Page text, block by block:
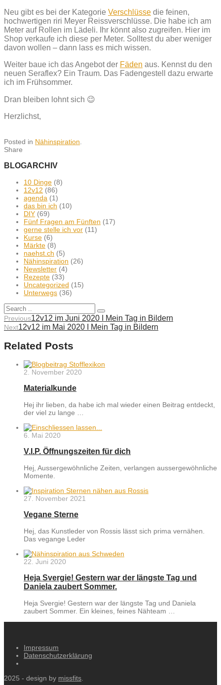
Neu gibt es bei der Kategorie Verschlüsse die feinen,
hochwertigen riri Meyer Reissverschlüsse. Die habe ich am
Meter auf Rollen im Lädeli. Ihr könnt also zugreifen. Hier im
Shop verkaufe ich diese per Meter. Solltest du aber weniger
davon wollen – dann lass es mich wissen.
Weiter baue ich das Angebot der Fäden aus. Kennst du den
neuen Seraflex? Ein Traum. Das Fadengestell dazu erwarte
ich im Frühsommer.
Dran bleiben lohnt sich 😉
Herzlichst,
Posted in Nähinspiration
Share
BLOGARCHIV
10 Dinge (8)
12v12 (86)
agenda (1)
das bin ich (10)
DIY (69)
Fünf Fragen am Fünften (17)
gerne stelle ich vor (11)
Kurse (6)
Märkte (8)
naehst.ch (5)
Nähinspiration (26)
Newsletter (4)
Rezepte (33)
Uncategorized (15)
Unterwegs (36)
Previous12v12 im Juni 2020 I Mein Tag in Bildern
Next12v12 im Mai 2020 I Mein Tag in Bildern
Related Posts
2. November 2020
Materialkunde
Hej ihr lieben, da habe ich mal wieder einen Beitrag entdeckt,
der viel zu lange …
6. Mai 2020
V.I.P. Öffnungszeiten für dich
Hej, Aussergewöhnliche Zeiten, verlangen aussergewöhnliche
Momente.
27. November 2021
Vegane Sterne
Hej, das Kunstleder von Rossis lässt sich prima vernähen.
Das vegange Leder
22. Juni 2020
Heja Svergie! Gestern war der längste Tag und
Daniela zaubert Sommer.
Heja Svergie! Gestern war der längste Tag und Daniela
zaubert Sommer. Ein kleines, feines Nähteam …
Impressum
Datenschutzerklärung
2025 - design by missfits.